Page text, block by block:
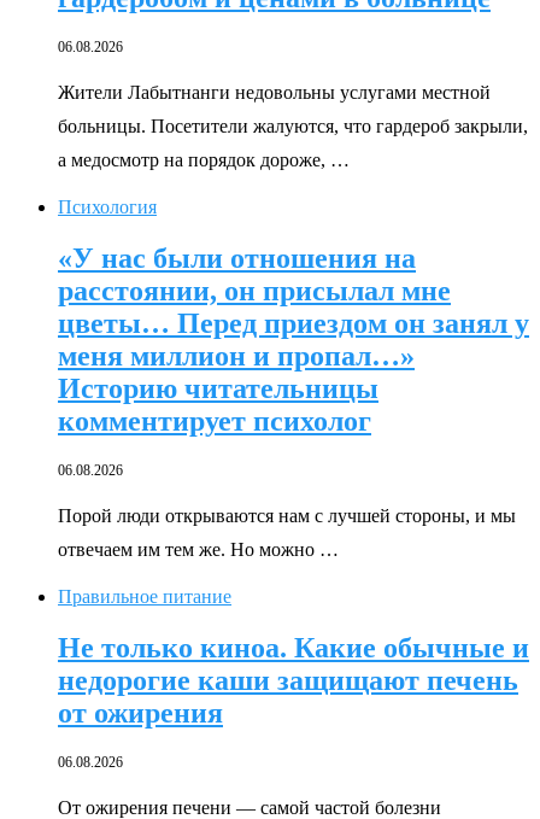
06.08.2026
Жители Лабытнанги недовольны услугами местной
больницы. Посетители жалуются, что гардероб закрыли,
а медосмотр на порядок дороже, …
Психология
«У нас были отношения на
расстоянии, он присылал мне
цветы… Перед приездом он занял у
меня миллион и пропал…»
Историю читательницы
комментирует психолог
06.08.2026
Порой люди открываются нам с лучшей стороны, и мы
отвечаем им тем же. Но можно …
Правильное питание
Не только киноа. Какие обычные и
недорогие каши защищают печень
от ожирения
06.08.2026
От ожирения печени — самой частой болезни